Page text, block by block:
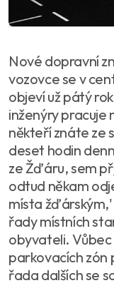
Nové dopravní
vozovce se v
objeví už pátý
inženýry pracuje
někteří znáte ze
deset hodin
ze Žďáru, sem
odtud někam
místa
řady místních
obyvateli.
parkovacích zón
řada dalších se